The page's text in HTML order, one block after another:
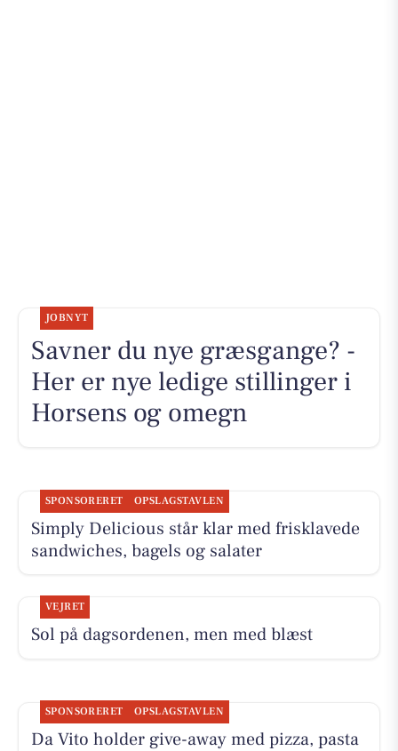
JOBNYT
Savner du nye græsgange? -
Her er nye ledige stillinger i
Horsens og omegn
SPONSORERET OPSLAGSTAVLEN
Simply Delicious står klar med frisklavede
sandwiches, bagels og salater
VEJRET
Sol på dagsordenen, men med blæst
SPONSORERET OPSLAGSTAVLEN
Da Vito holder give-away med pizza, pasta